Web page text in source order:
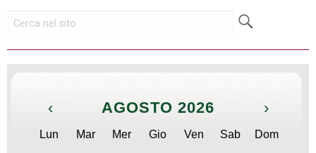
‹ AGOSTO 2026 ›
Lun Mar Mer Gio Ven Sab Dom